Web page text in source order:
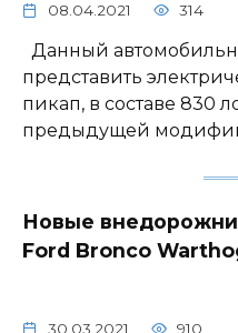
08.04.2021 314
Данный
представить
пикап, в составе 830
предыдущей
Новые
Ford Bronco
30.03.2021 910